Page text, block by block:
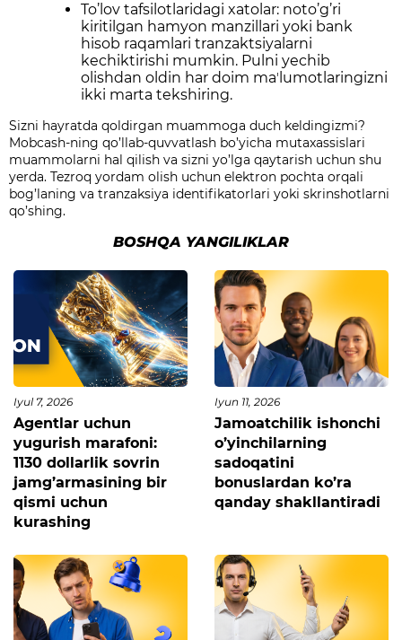
To’lov tafsilotlaridagi xatolar: noto’g’ri
kiritilgan hamyon manzillari yoki bank
hisob raqamlari tranzaktsiyalarni
kechiktirishi mumkin. Pulni yechib
olishdan oldin har doim maʼlumotlaringizni
ikki marta tekshiring.
Sizni hayratda qoldirgan muammoga duch keldingizmi?
Mobcash-ning qo’llab-quvvatlash bo’yicha mutaxassislari
muammolarni hal qilish va sizni yo’lga qaytarish uchun shu
yerda. Tezroq yordam olish uchun elektron pochta orqali
bog’laning va tranzaksiya identifikatorlari yoki skrinshotlarni
qo’shing.
BOSHQA YANGILIKLAR
Iyul 7, 2026
Agentlar uchun
yugurish marafoni:
1130 dollarlik sovrin
jamg’armasining bir
qismi uchun
kurashing
Iyun 11, 2026
Jamoatchilik ishonchi
o’yinchilarning
sadoqatini
bonuslardan ko’ra
qanday shakllantiradi